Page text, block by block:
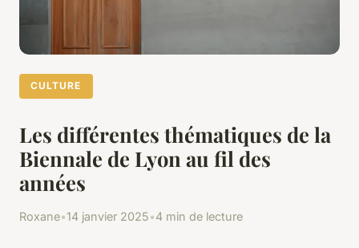
CULTURE
Les différentes thématiques de la
Biennale de Lyon au fil des
années
Roxane•14 janvier 2025•4 min de lecture